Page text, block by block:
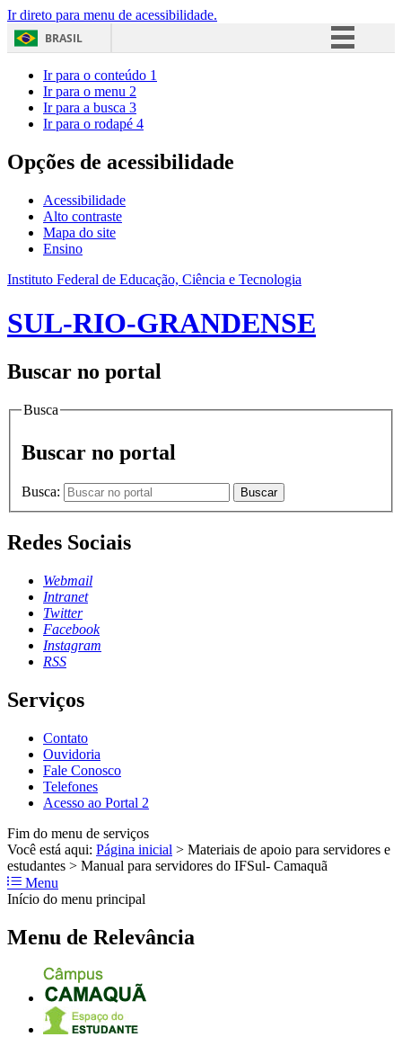
Ir direto para menu de acessibilidade.
BRASIL
Acesso à informação
Ir para o conteúdo 1
Ir para o menu 2
Ir para a busca 3
Ir para o rodapé 4
Opções de acessibilidade
Acessibilidade
Alto contraste
Mapa do site
Ensino
Instituto Federal de Educação, Ciência e Tecnologia
SUL-RIO-GRANDENSE
Buscar no portal
Busca
Buscar no portal
Busca: Buscar
Redes Sociais
Webmail
Intranet
Twitter
Facebook
Instagram
RSS
Serviços
Contato
Ouvidoria
Fale Conosco
Telefones
Acesso ao Portal 2
Fim do menu de serviços
Você está aqui: Página inicial > Materiais de apoio para servidores e
estudantes > Manual para servidores do IFSul- Camaquã
Menu
Início do menu principal
Menu de Relevância